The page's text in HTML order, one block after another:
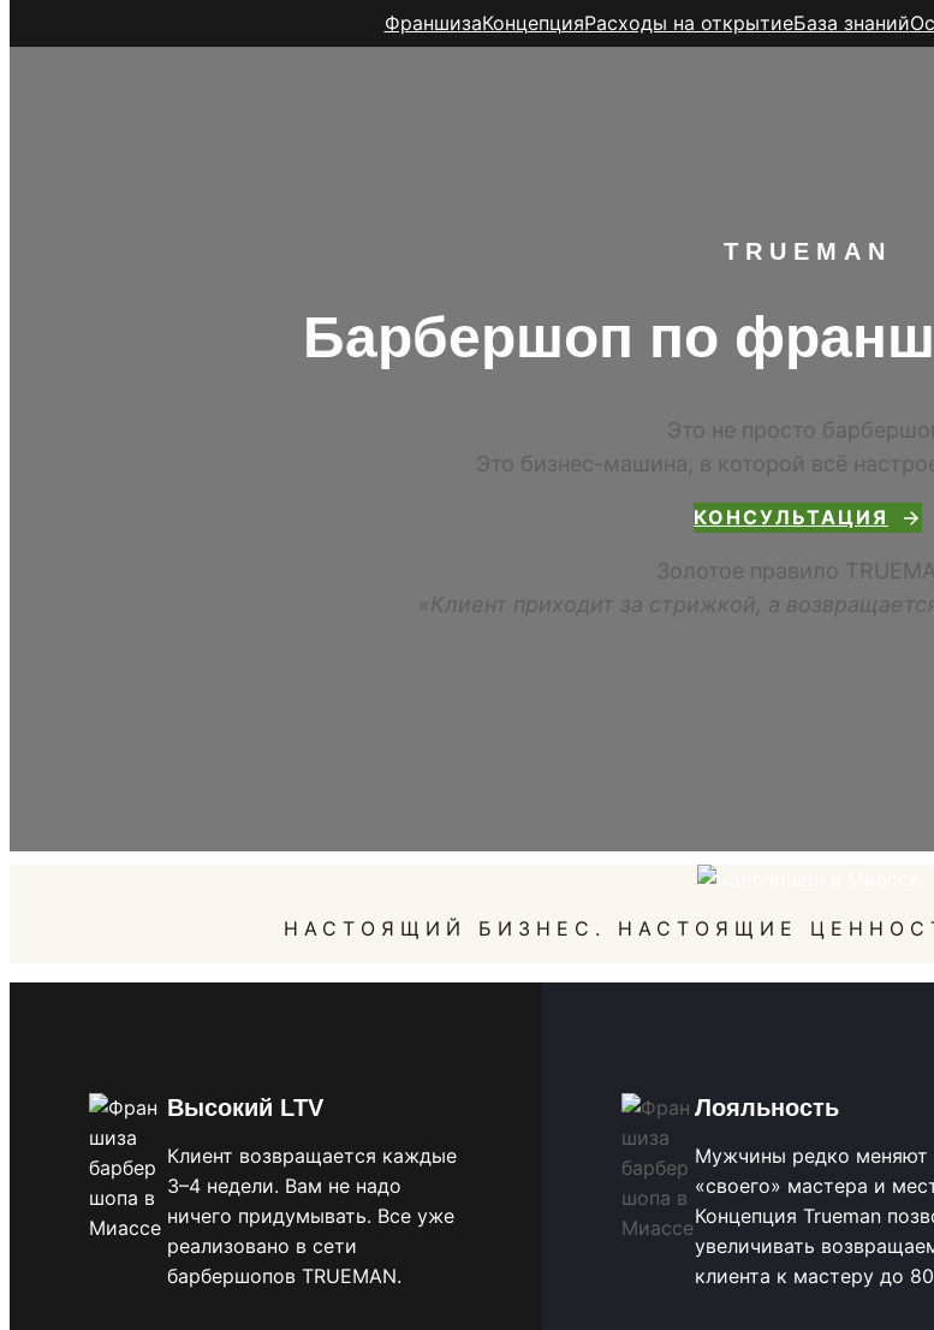
ФраншизаКонцепцияРасходы на открытиеБаза знаний
TR UEMAN
Барбершоп по
Это не просто
Это бизнес-машина, в которой всё
КОНСУЛЬТАЦИЯ
Золотое правило
«Клиент приходит за стрижкой, а
НАСТОЯЩИЙ БИЗНЕС. НАСТОЯЩИЕ
Высокий LTV
Клиент возвращается каждые
3–4 недели. Вам не надо
ничего придумывать. Все уже
реализовано в сети
барбершопов TRUEMAN.
Лояльность
Мужчины редко меняют
«своего» мастера и
Концепция Trueman
увеличивать
клиента к мастеру до